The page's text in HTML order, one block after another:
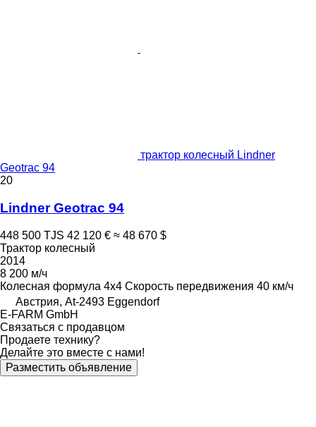
трактор колесный Lindner
Geotrac 94
20
Lindner Geotrac 94
448 500 TJS 42 120 € ≈ 48 670 $
Трактор колесный
2014
8 200 м/ч
Колесная формула 4x4 Скорость передвижения 40 км/ч
Австрия, At-2493 Eggendorf
E-FARM GmbH
Связаться с продавцом
Продаете технику?
Делайте это вместе с нами!
Разместить объявление